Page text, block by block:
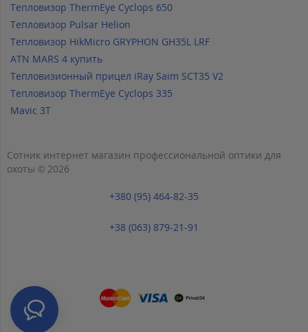
Тепловизор ThermEye Cyclops 650
Тепловизор Pulsar Helion
Тепловизор HikMicro GRYPHON GH35L LRF
ATN MARS 4 купить
Тепловизионный прицел iRay Saim SCT35 V2
Тепловизор ThermEye Cyclops 335
Mavic 3T
Сотник интернет магазин профессиональной оптики для
охоты © 2026
+380 (95) 464-82-35
+38 (063) 879-21-91